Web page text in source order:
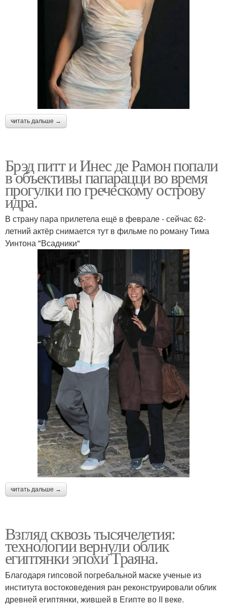
читать дальше →
Брэд питт и Инес де Рамон попали
в объективы папарацци во время
прогулки по греческому острову
идра.
В страну пара прилетела ещё в феврале - сейчас 62-
летний актёр снимается тут в фильме по роману Тима
Уинтона "Всадники"
читать дальше →
Взгляд сквозь тысячелетия:
технологии вернули облик
египтянки эпохи Траяна.
Благодаря гипсовой погребальной маске ученые из
института востоковедения ран реконструировали облик
древней египтянки, жившей в Египте во II веке.